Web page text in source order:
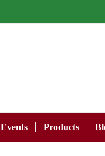
Events Products